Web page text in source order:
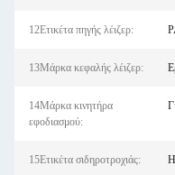
12Ετικέτα πηγής λέιζερ:
13Μάρκα κεφαλής λέιζερ:
14Μάρκα κινητήρα
εφοδιασμού:
15Ετικέτα σιδηροτροχιάς: